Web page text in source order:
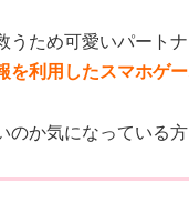
うため可愛いパート
を利用したスマホゲ
のか気になっている